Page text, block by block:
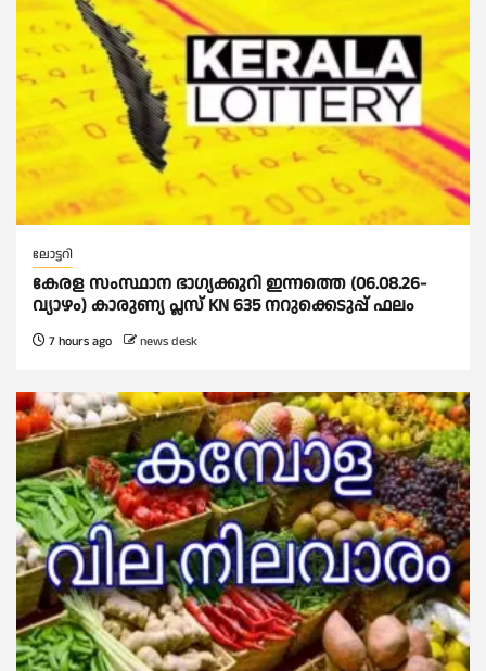
ലോട്ടറി
കേരള സംസ്ഥാന ഭാഗ്യക്കുറി ഇന്നത്തെ (06.08.26-
വ്യാഴം) കാരുണ്യ പ്ലസ് KN 635 നറുക്കെടുപ്പ് ഫലം
7 hours ago news desk